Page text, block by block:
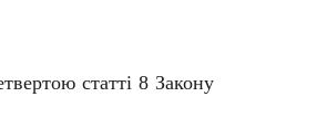
статті 8 Закону